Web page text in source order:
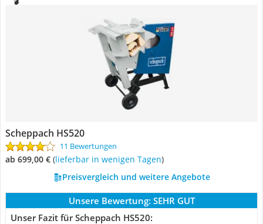
Scheppach HS520
11 Bewertungen
ab 699,00 € ( Lieferbar in wenigen Tagen)
Preisvergleich und weitere Angebote
Unsere Bewertung: SEHR GUT
Unser Fazit für Scheppach HS520: